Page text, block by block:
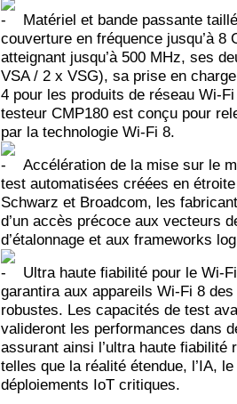
Matériel et bande passante
couverture en fréquence jusqu’à 8
atteignant jusqu’à 500 MHz, ses
VSA / 2 x VSG), sa prise en
4 pour les produits de réseau Wi-
testeur CMP180 est conçu pour
par la technologie Wi-Fi 8.
Accélération de la mise sur le
test automatisées créées en
Schwarz et Broadcom, les
d’un accès précoce aux vecteurs
d’étalonnage et aux frameworks
Ultra haute fiabilité pour le Wi-
garantira aux appareils Wi-Fi 8
robustes. Les capacités de test
valideront les performances dans
assurant ainsi l’ultra haute fiabilité
telles que la réalité étendue, l’IA,
déploiements IoT critiques.